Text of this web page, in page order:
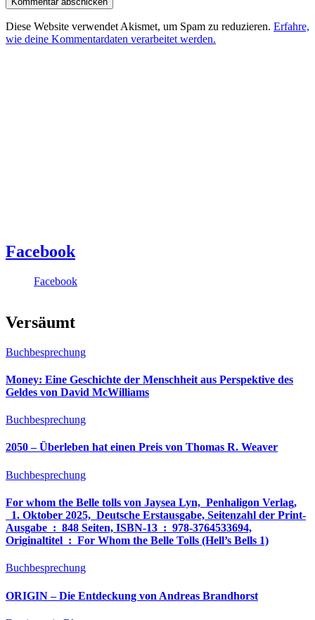
Diese Website verwendet Akismet, um Spam zu reduzieren. Erfahre,
wie deine Kommentardaten verarbeitet werden.
Facebook
Facebook
Versäumt
Buchbesprechung
Money: Eine Geschichte der Menschheit aus Perspektive des
Geldes von David McWilliams
Buchbesprechung
2050 – Überleben hat einen Preis von Thomas R. Weaver
Buchbesprechung
For whom the Belle tolls von Jaysea Lyn, ‎ Penhaligon Verlag,
‎ 1. Oktober 2025, ‎ Deutsche Erstausgabe, Seitenzahl der Print-
Ausgabe ‏ : ‎ 848 Seiten, ISBN-13 ‏ : ‎ 978-3764533694,
Originaltitel ‏ : ‎ For Whom the Belle Tolls (Hell’s Bells 1)
Buchbesprechung
ORIGIN – Die Entdeckung von Andreas Brandhorst